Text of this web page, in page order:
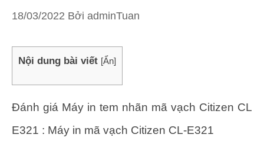
18/03/2022 Bởi adminTuan
Nội dung bài viết [Ẩn]
Đánh giá Máy in tem nhãn mã vạch Citizen CL
E321 : Máy in mã vạch Citizen CL-E321